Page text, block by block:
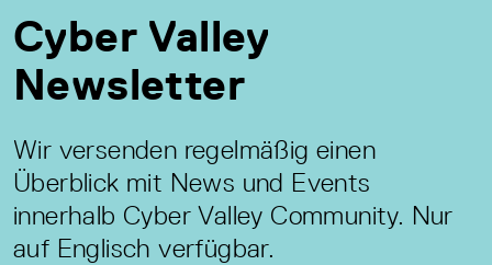
Cyber Valley
Newsletter
Wir versenden regelmäßig einen
Überblick mit News und Events
innerhalb Cyber Valley Community. Nur
auf Englisch verfügbar.